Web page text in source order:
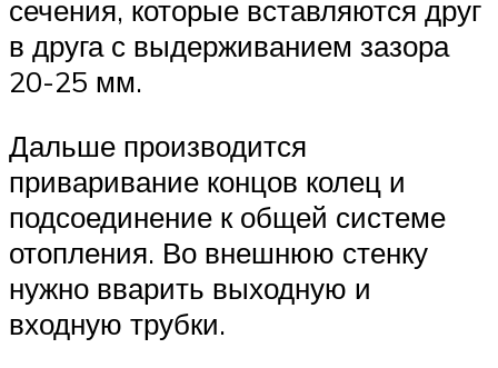
сечения, которые вставляются друг
в друга с выдерживанием зазора
20-25 мм.
Дальше производится
приваривание концов колец и
подсоединение к общей системе
отопления. Во внешнюю стенку
нужно вварить выходную и
входную трубки.